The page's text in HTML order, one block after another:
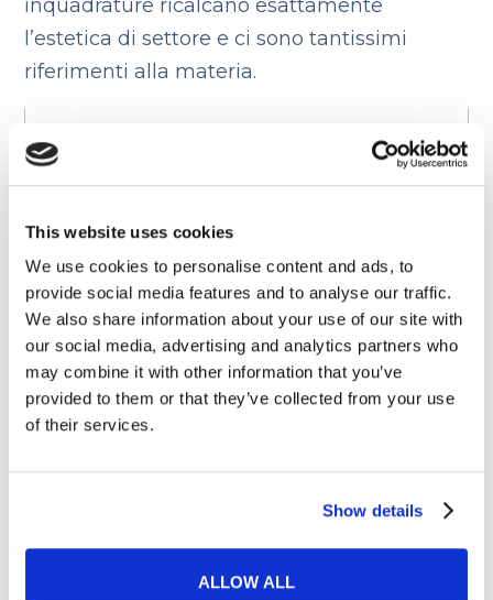
This website uses cookies
We use cookies to personalise content and ads, to
provide social media features and to analyse our traffic.
We also share information about your use of our site with
our social media, advertising and analytics partners who
may combine it with other information that you’ve
provided to them or that they’ve collected from your use
of their services.
Show details
ALLOW ALL
inquadrature ricalcano esattamente
l’estetica di settore e ci sono tantissimi
riferimenti alla materia.
Gattaca(1997)
stupefacente location della “Gattaca
Corporation” inGattaca – La porta
Una struttura realmente